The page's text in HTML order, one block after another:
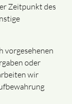
Zeitpunkt des
vorgesehenen
oder
wir